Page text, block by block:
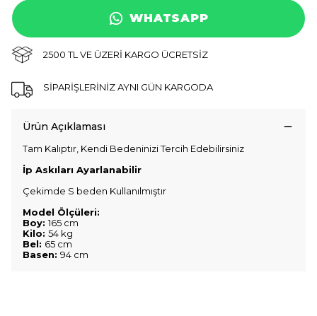
WHATSAPP
2500 TL VE ÜZERİ KARGO ÜCRETSİZ
SİPARİŞLERİNİZ AYNI GÜN KARGODA
Ürün Açıklaması
Tam Kalıptır, Kendi Bedeninizi Tercih Edebilirsiniz
İp Askıları Ayarlanabilir
Çekimde S beden Kullanılmıştır
Model Ölçüleri:
Boy:165 cm
Kilo: 54 kg
Bel: 65 cm
Basen: 94 cm